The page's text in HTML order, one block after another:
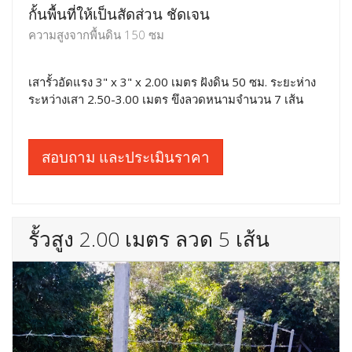
กั้นพื้นที่ให้เป็นสัดส่วน ชัดเจน
ความสูงจากพื้นดิน 150 ซม
เสารั้วอัดแรง 3" x 3" x 2.00 เมตร ฝังดิน 50 ซม. ระยะห่าง
ระหว่างเสา 2.50-3.00 เมตร ขึงลวดหนามจำนวน 7 เส้น
สอบถาม และประเมินราคา
รั้วสูง 2.00 เมตร ลวด 5 เส้น